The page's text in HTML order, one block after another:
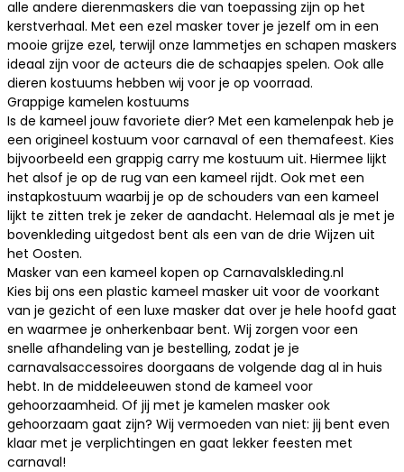
alle andere dierenmaskers die van toepassing zijn op het
kerstverhaal. Met een ezel masker tover je jezelf om in een
mooie grijze ezel, terwijl onze lammetjes en schapen maskers
ideaal zijn voor de acteurs die de schaapjes spelen. Ook alle
dieren kostuums hebben wij voor je op voorraad.
Grappige kamelen kostuums
Is de kameel jouw favoriete dier? Met een kamelenpak heb je
een origineel kostuum voor carnaval of een themafeest. Kies
bijvoorbeeld een grappig carry me kostuum uit. Hiermee lijkt
het alsof je op de rug van een kameel rijdt. Ook met een
instapkostuum waarbij je op de schouders van een kameel
lijkt te zitten trek je zeker de aandacht. Helemaal als je met je
bovenkleding uitgedost bent als een van de drie Wijzen uit
het Oosten.
Masker van een kameel kopen op Carnavalskleding.nl
Kies bij ons een plastic kameel masker uit voor de voorkant
van je gezicht of een luxe masker dat over je hele hoofd gaat
en waarmee je onherkenbaar bent. Wij zorgen voor een
snelle afhandeling van je bestelling, zodat je je
carnavalsaccessoires doorgaans de volgende dag al in huis
hebt. In de middeleeuwen stond de kameel voor
gehoorzaamheid. Of jij met je kamelen masker ook
gehoorzaam gaat zijn? Wij vermoeden van niet: jij bent even
klaar met je verplichtingen en gaat lekker feesten met
carnaval!